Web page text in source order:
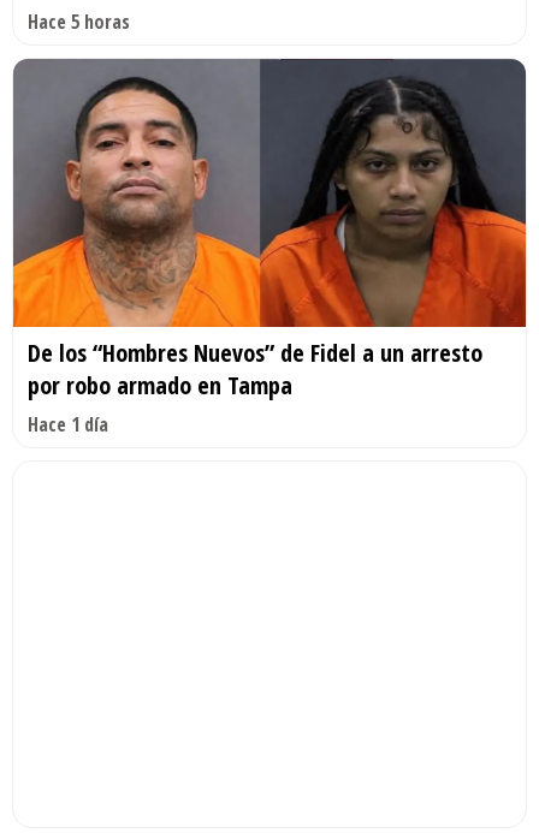
Hace 5 horas
De los “Hombres Nuevos” de Fidel a un arresto
por robo armado en Tampa
Hace 1 día